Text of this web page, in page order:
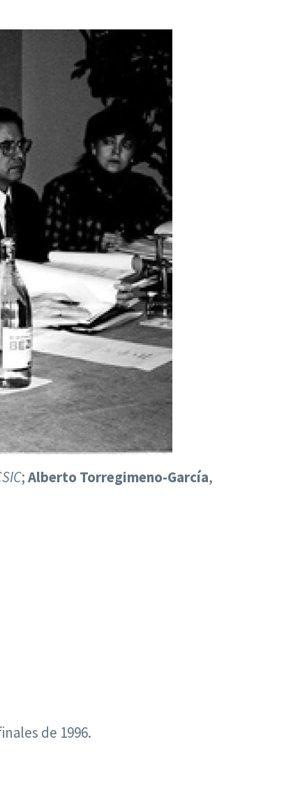
;Alberto Torregimeno-García,
de 1996.